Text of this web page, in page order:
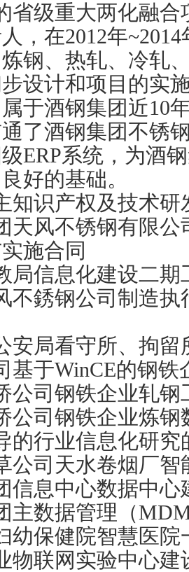
省级重大两化融合
，在2012年~2014
钢、热轧、冷轧
设计和项目的实
于酒钢集团近10
了酒钢集团不锈
ERP系统，为酒
好的基础。
知识产权及技术研
天风不锈钢有限
施合同
局信息化建设二期
不銹钢公司制造执
安局看守所、拘
基于WinCE的钢铁
公司钢铁企业轧
公司钢铁企业炼钢
的行业信息化研究
公司天水卷烟厂
信息中心数据中心
主数据管理（
幼保健院智慧医
物联网实验中心建